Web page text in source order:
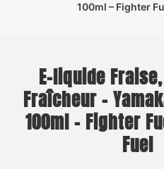
100ml – Fighter
E-liquide
Fraîcheur –
100ml – Fighter
Fuel